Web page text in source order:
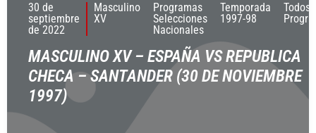
30 de
septiembre
de 2022
Masculino
XV
Programas
Selecciones
Nacionales
Temporada
1997-98
Todos
MASCULINO XV – ESPAÑA VS REPUBLICA
CHECA – SANTANDER (30 DE NOVIEMBRE
1997)